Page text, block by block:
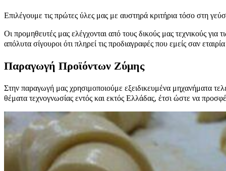
Επιλέγουμε τις πρώτες ύλες μας με αυστηρά κριτήρια τόσο στη
Οι προμηθευτές μας ελέγχονται από τους δικούς μας τεχνικούς για
απόλυτα σίγουροι ότι πληρεί τις προδιαγραφές που εμείς σαν
Παραγωγή Προϊόντων Ζύμης
Στην παραγωγή μας χρησιμοποιούμε εξειδικευμένα μηχανήματα
θέματα τεχνογνωσίας εντός και εκτός Ελλάδας, έτσι ώστε να